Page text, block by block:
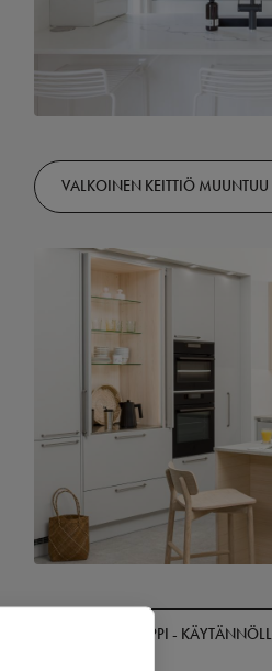
VALKOINEN KEITTIÖ
AAMIAISKAAPPI -